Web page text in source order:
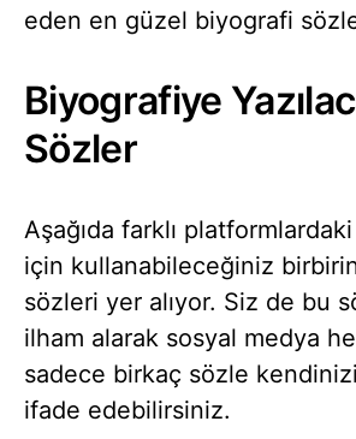
eden en güzel biyografi
Biyografiye
Sözler
Aşağıda farklı platformlardaki
için kullanabileceğiniz
sözleri yer alıyor. Siz de bu
ilham alarak sosyal medya
sadece birkaç sözle
ifade edebilirsiniz.